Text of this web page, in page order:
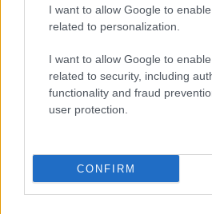
I want to allow Google to
related to personalization.
I want to allow Google to
related to security, including
functionality and fraud
user protection.
CONFIRM
Névnapok ABC
Névnapok
Milyen névnap